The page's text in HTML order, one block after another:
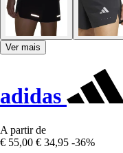
Ver mais
adidas
A partir de
€ 55,00 € 34,95 -36%